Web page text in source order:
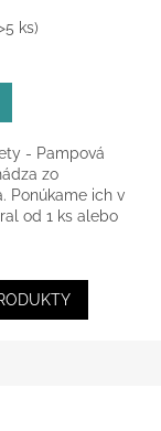
ks)
- Pampová
zo
Ponúkame ich v
od 1 ks alebo